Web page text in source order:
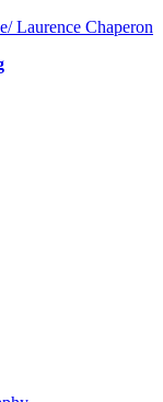
Laurence Chaperon